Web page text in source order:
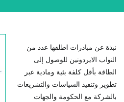
نبذة عن مبادرات اطلقها عدد من
النواب الايردونين للوصول إلى
الطاقة بأقل كلفة بئية ومادية عبر
تطوير وتنفيذ السياسات والتشريعات
بالشركة مع الحكومة والجهات